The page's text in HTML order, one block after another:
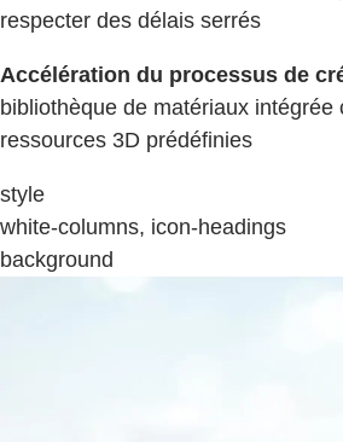
respecter des délais serrés
Accélération du processus de
bibliothèque de matériaux intégrée
ressources 3D prédéfinies
style
white-columns, icon-headings
background